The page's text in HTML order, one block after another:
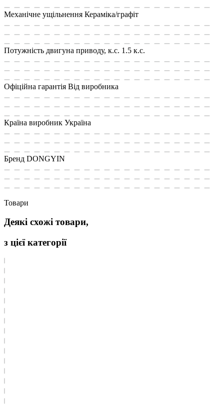
Механічне ущільнення Кераміка/графіт
Потужність двигуна приводу, к.с. 1.5 к.с.
Офіційна гарантія Від виробника
Країна виробник Україна
Бренд DONGYIN
Товари
Деякі схожі товари,
з цієї категорії